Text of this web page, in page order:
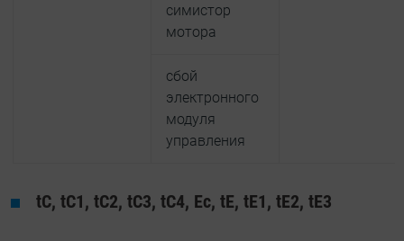
симистор
мотора
сбой
электронного
модуля
управления
tC, tC1, tC2, tC3, tC4, Ес, tE, tE1, tE2, tE3